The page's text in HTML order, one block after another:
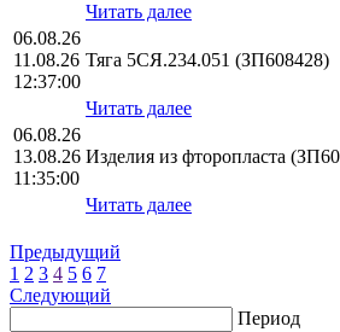
Читать далее
06.08.26
11.08.26
12:37:00
Тяга 5СЯ.234.051 (ЗП608428)
Читать далее
06.08.26
13.08.26
11:35:00
Изделия из фторопласта
Читать далее
Предыдущий
1 2 3 4 5 6 7
Следующий
Период